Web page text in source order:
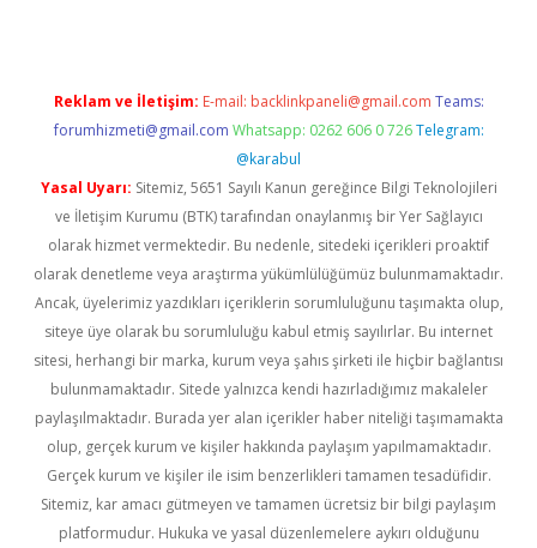
Reklam ve İletişim: E-mail: backlinkpaneli@gmail.com Teams:
forumhizmeti@gmail.com Whatsapp: 0262 606 0 726 Telegram:
@karabul
Yasal Uyarı: Sitemiz, 5651 Sayılı Kanun gereğince Bilgi Teknolojileri
ve İletişim Kurumu (BTK) tarafından onaylanmış bir Yer Sağlayıcı
olarak hizmet vermektedir. Bu nedenle, sitedeki içerikleri proaktif
olarak denetleme veya araştırma yükümlülüğümüz bulunmamaktadır.
Ancak, üyelerimiz yazdıkları içeriklerin sorumluluğunu taşımakta olup,
siteye üye olarak bu sorumluluğu kabul etmiş sayılırlar. Bu internet
sitesi, herhangi bir marka, kurum veya şahıs şirketi ile hiçbir bağlantısı
bulunmamaktadır. Sitede yalnızca kendi hazırladığımız makaleler
paylaşılmaktadır. Burada yer alan içerikler haber niteliği taşımamakta
olup, gerçek kurum ve kişiler hakkında paylaşım yapılmamaktadır.
Gerçek kurum ve kişiler ile isim benzerlikleri tamamen tesadüfidir.
Sitemiz, kar amacı gütmeyen ve tamamen ücretsiz bir bilgi paylaşım
platformudur. Hukuka ve yasal düzenlemelere aykırı olduğunu